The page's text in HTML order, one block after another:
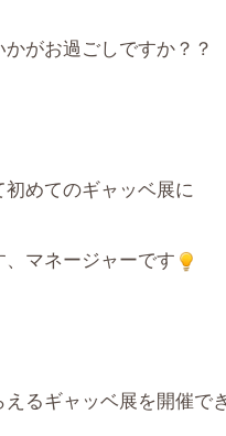
がお過ごしですか？？
めてのギャッベ展に
マネージャーです
るギャッベ展を開催で